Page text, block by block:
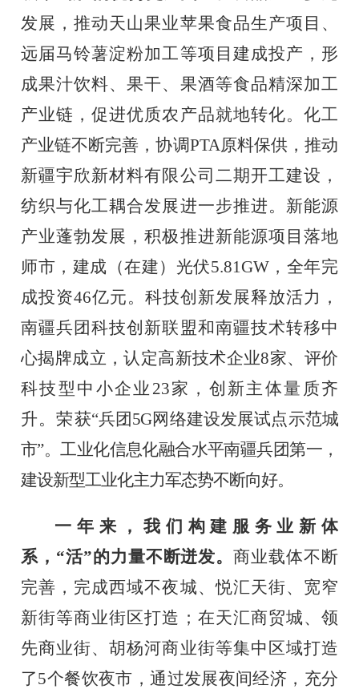
发展，推动天山果业苹果食品生产项目、
远届马铃薯淀粉加工等项目建成投产，形
成果汁饮料、果干、果酒等食品精深加工
产业链，促进优质农产品就地转化。化工
产业链不断完善，协调PTA原料保供，推动
新疆宇欣新材料有限公司二期开工建设，
纺织与化工耦合发展进一步推进。新能源
产业蓬勃发展，积极推进新能源项目落地
师市， 建成（在建） 光伏5.81 GW，全年完
成投资46亿元。科技创新发展释放活力，
南疆兵团科技创新联盟和南疆技术转移中
心揭牌成立，认定高新技术企业8家、评价
科技型中小企业 23家，创新主体量质齐
升。荣获“兵团5G网络建设发展试点示范城
市”。工业化信息化融合水平南疆兵团第一，
建设新型工业化主力军态势不断向好。
一年来，我们构建服务业新体
系， “活”的力量不断迸发。商业载体不断
完善，完成西域不夜城、悦汇天街、宽窄
新街等商业街区打造； 在天汇商贸城、领
先商业街、胡杨河商业街等集中区域打造
了5个餐饮夜市，通过发展夜间经济，充分